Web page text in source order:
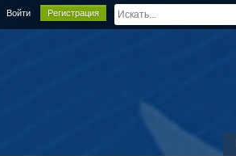
Войти Регистрация